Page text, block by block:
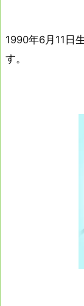
1990年6月11日
す。